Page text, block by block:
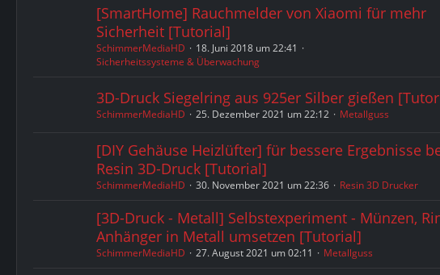
[SmartHome] Rauchmelder von Xiaomi für mehr
Sicherheit [Tutorial]
SchimmerMediaHD
18. Juni 2018 um 22:41
Sicherheitssysteme & Überwachung
3D-Druck Siegelring aus 925er Silber gießen
SchimmerMediaHD 25. Dezember 2021 um 22:12 Metallguss
[DIY Gehäuse Heizlüfter] für bessere Ergebnisse
Resin 3D-Druck [Tutorial]
SchimmerMediaHD 30. November 2021 um 22:36 Resin 3D Drucker
[3D-Druck - Metall] Selbstexperiment - Münzen,
Anhänger in Metall umsetzen [Tutorial]
SchimmerMediaHD 27. August 2021 um 02:11 Metallguss